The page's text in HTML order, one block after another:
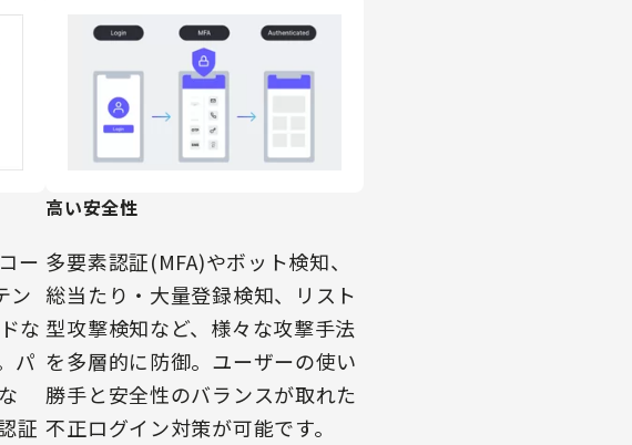
ー
ン
な
パ
証
高い安全性
多要素認証(MFA)やボット検知、
総当たり・大量登録検知、リスト
型攻撃検知など、様々な攻撃手法
を多層的に防御。ユーザーの使い
勝手と安全性のバランスが取れた
不正ログイン対策が可能です。